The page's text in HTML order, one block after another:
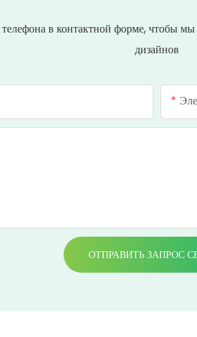
в контактной форме, чтобы
дизайнов
ОТПРАВИТЬ ЗАПРОС